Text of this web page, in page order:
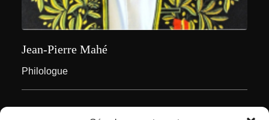
Jean-Pierre Mahé
Philologue